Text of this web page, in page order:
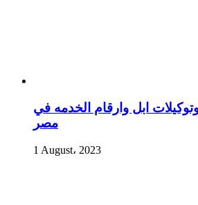
ابل وارقام الخدمه في
مصر
1 August، 2023